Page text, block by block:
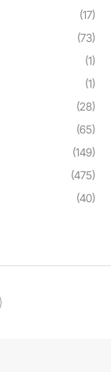
(17)
(73)
(1)
(1)
(28)
(65)
(149)
(475)
(40)